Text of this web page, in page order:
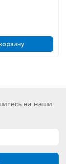
на наши